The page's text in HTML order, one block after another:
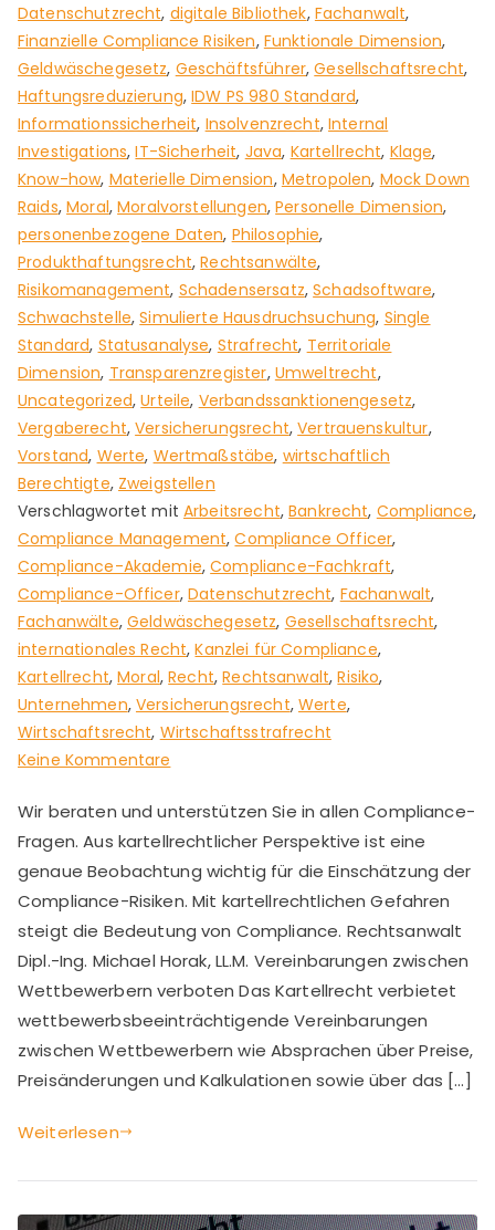
Datenschutzrecht, digitale Bibliothek, Fachanwalt,
Finanzielle Compliance Risiken, Funktionale Dimension,
Geldwäschegesetz, Geschäftsführer,Gesellschaftsrecht,
Haftungsreduzierung,IDW PS 980 Standard,
Informationssicherheit, Insolvenzrecht,Internal
Investigations,IT-Sicherheit, Java, Kartellrecht, Klage,
Know-how, Materielle Dimension, Metropolen, Mock Down
Raids,Moral,Moralvorstellungen,Personelle Dimension,
personenbezogene Daten, Philosophie,
Produkthaftungsrecht,Rechtsanwälte,
Risikomanagement, Schadensersatz,Schadsoftware,
Schwachstelle,Simulierte Hausdruchsuchung, Single
Standard, Statusanalyse, Strafrecht, Territoriale
Dimension, Transparenzregister, Umweltrecht,
Uncategorized,Urteile, Verbandssanktionengesetz,
Vergaberecht,Versicherungsrecht,Vertrauenskultur,
Vorstand, Werte, Wertmaßstäbe, wirtschaftlich
Berechtigte, Zweigstellen
Verschlagwortet mit Arbeitsrecht,Bankrecht, Compliance,
Compliance Management,Compliance Officer,
Compliance-Akademie,Compliance-Fachkraft,
Compliance-Officer,Datenschutzrecht, Fachanwalt,
Fachanwälte, Geldwäschegesetz, Gesellschaftsrecht,
internationales Recht,Kanzlei für Compliance,
Kartellrecht,Moral,Recht,Rechtsanwalt,Risiko,
Unternehmen, Versicherungsrecht, Werte,
Wirtschaftsrecht, Wirtschaftsstrafrecht
Keine Kommentare
genießen
Wir beraten und unterstützen Sie in allen Compliance-
Fragen. Aus kartellrechtlicher Perspektive ist eine
genaue Beobachtung wichtig für die Einschätzung der
Compliance-Risiken. Mit kartellrechtlichen Gefahren
steigt die Bedeutung von Compliance. Rechtsanwalt
Dipl.-Ing. Michael Horak, LL.M. Vereinbarungen zwischen
Wettbewerbern verboten Das Kartellrecht verbietet
wettbewerbsbeeinträchtigende Vereinbarungen
zwischen Wettbewerbern wie Absprachen über Preise,
Preisänderungen und Kalkulationen sowie über das […]
Weiterlesen